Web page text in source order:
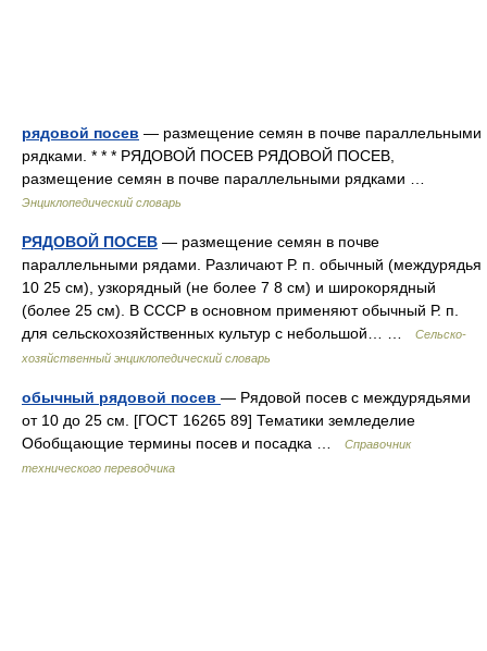
рядовой посев — размещение семян в почве параллельными
рядками. * * * РЯДОВОЙ ПОСЕВ РЯДОВОЙ ПОСЕВ,
размещение семян в почве параллельными рядками …
Энциклопедический словарь
РЯДОВОЙ ПОСЕВ — размещение семян в почве
параллельными рядами. Различают Р. п. обычный (междурядья
10 25 см), узкорядный (не более 7 8 см) и широкорядный
(более 25 см). В СССР в основном применяют обычный Р. п.
для сельскохозяйственных культур с небольшой… …
Сельско-
хозяйственный энциклопедический словарь
обычный рядовой посев — Рядовой посев с междурядьями
от 10 до 25 см. [ГОСТ 16265 89] Тематики земледелие
Обобщающие термины посев и посадка …
Справочник
технического переводчика